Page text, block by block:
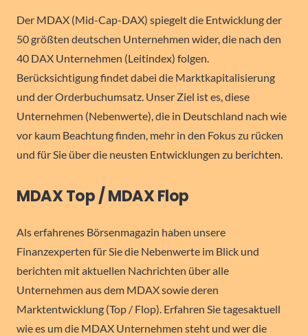
Der MDAX (Mid-Cap-DAX) spiegelt die Entwicklung der
50 größten deutschen Unternehmen wider, die nach den
40 DAX Unternehmen (Leitindex) folgen.
Berücksichtigung findet dabei die Marktkapitalisierung
und der Orderbuchumsatz. Unser Ziel ist es, diese
Unternehmen (Nebenwerte), die in Deutschland nach wie
vor kaum Beachtung finden, mehr in den Fokus zu rücken
und für Sie über die neusten Entwicklungen zu berichten.
MDAX Top / MDAX Flop
Als erfahrenes Börsenmagazin haben unsere
Finanzexperten für Sie die Nebenwerte im Blick und
berichten mit aktuellen Nachrichten über alle
Unternehmen aus dem MDAX sowie deren
Marktentwicklung (Top / Flop). Erfahren Sie tagesaktuell
wie es um die MDAX Unternehmen steht und wer die